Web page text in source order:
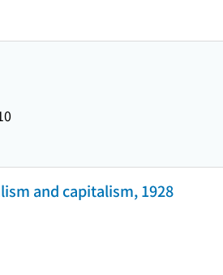
and capitalism, 1928